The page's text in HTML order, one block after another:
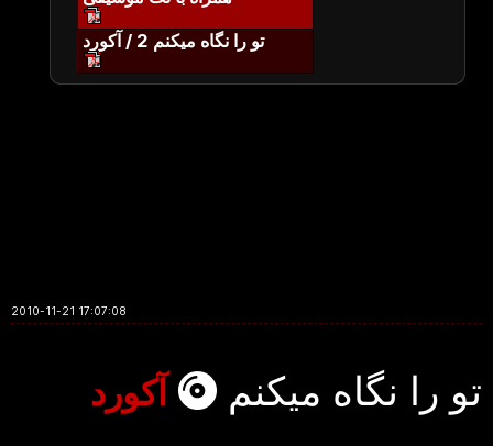
تو را نگاه میکنم 2 / آکورد
2010-11-21 17:07:08
تو را نگاه میکنم آکورد